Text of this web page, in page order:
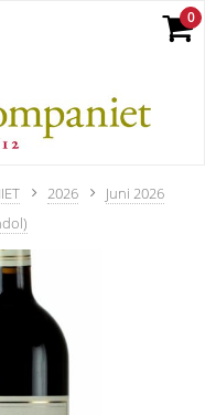
2026
Juni 2026